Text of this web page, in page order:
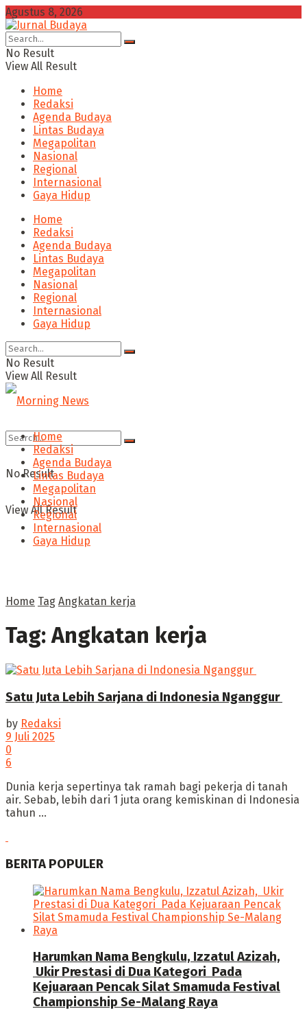
Agustus 8, 2026
No Result
View All Result
Home
Redaksi
Agenda Budaya
Lintas Budaya
Megapolitan
Nasional
Regional
Internasional
Gaya Hidup
Home
Redaksi
Agenda Budaya
Lintas Budaya
Megapolitan
Nasional
Regional
Internasional
Gaya Hidup
No Result
View All Result
No Result
View All Result
Home
Redaksi
Agenda Budaya
Lintas Budaya
Megapolitan
Nasional
Regional
Internasional
Gaya Hidup
Home Tag Angkatan kerja
Tag:Angkatan kerja
Satu Juta Lebih Sarjana di Indonesia Nganggur
by Redaksi
9 Juli 2025
0
6
Dunia kerja sepertinya tak ramah bagi pekerja di tanah
air. Sebab, lebih dari 1 juta orang kemiskinan di Indonesia
tahun ...
BERITA POPULER
Harumkan Nama Bengkulu, Izzatul Azizah,
Ukir Prestasi di Dua Kategori Pada
Kejuaraan Pencak Silat Smamuda Festival
Championship Se-Malang Raya